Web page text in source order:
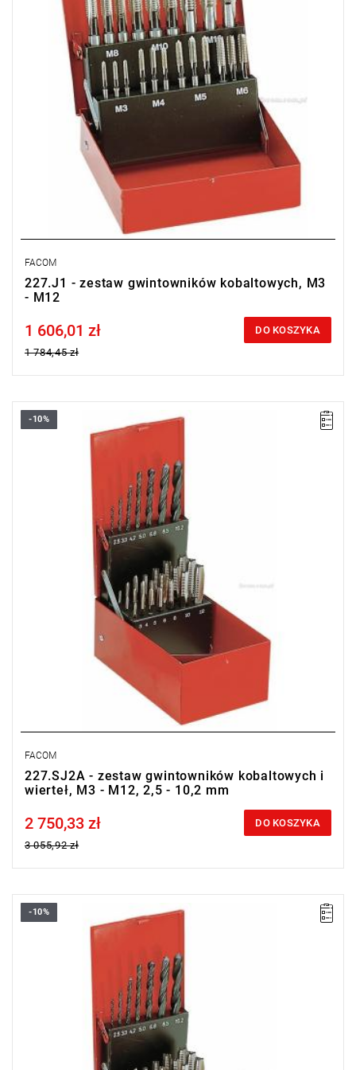
FACOM
227.J1 - zestaw gwintowników kobaltowych, M3
- M12
Price tax included
1 606,01 zł
1 784,45 zł
DO KOSZYKA
Zakres zestawu: M3 - M12, 2,5 - 10,2 mm
Zawartość: 21 gwintowników, 7 wierteł
Masa: 1100 g
-10%
FACOM
227.SJ2A - zestaw gwintowników kobaltowych i
wierteł, M3 - M12, 2,5 - 10,2 mm
Price tax included
2 750,33 zł
3 055,92 zł
DO KOSZYKA
Zakres zestawu: M3 - M12, 2,5 - 10,2 mm
Zawartość: 21 gwintowników, 7 wierteł
Masa: 1100 g
-10%